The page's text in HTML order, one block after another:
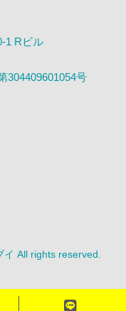
1 Rビル
304409601054号
All rights reserved.